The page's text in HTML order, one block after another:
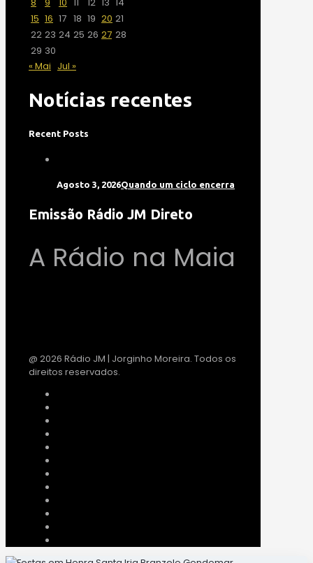
15 16 17 18 19 20 21
22 23 24 25 26 27 28
29 30
« Mai Jul »
Notícias recentes
Recent Posts
Agosto 3, 2026Quando um ciclo encerra
Emissão Rádio JM Direto
A Rádio na Maia
@ 2026 Rádio JM | Jorginho Moreira. Todos os
direitos reservados.